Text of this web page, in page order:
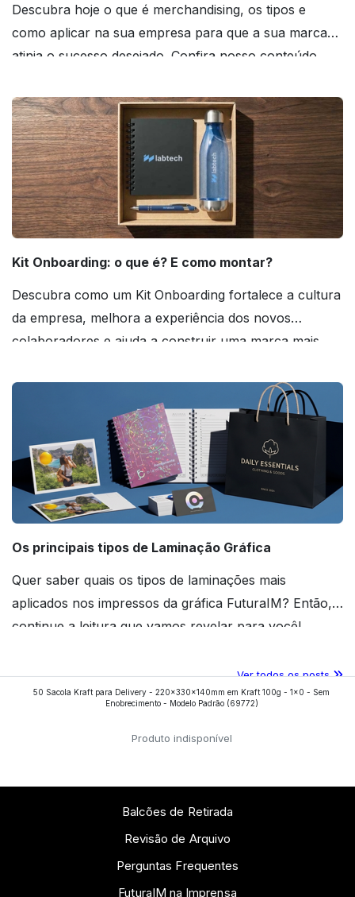
Descubra hoje o que é merchandising, os tipos e
como aplicar na sua empresa para que a sua marca
atinja o sucesso desejado. Confira nosso conteúdo
Kit Onboarding: o que é? E como montar?
Descubra como um Kit Onboarding fortalece a cultura
da empresa, melhora a experiência dos novos
colaboradores e ajuda a construir uma marca mais
Os principais tipos de Laminação Gráfica
Quer saber quais os tipos de laminações mais
aplicados nos impressos da gráfica FuturaIM? Então,
continue a leitura que vamos revelar para você!
Ver todos os posts
50 Sacola Kraft para Delivery - 220x330x140mm em Kraft 100g - 1x0 - Sem
Enobrecimento - Modelo Padrão(69772)
Produto indisponível
Balcões de Retirada
Revisão de Arquivo
Perguntas Frequentes
FuturaIM na Imprensa